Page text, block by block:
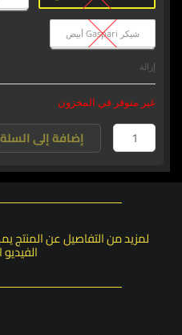
شيكر Gaspari أبيض
إزالة
غير متوفر في المخزون
إضافة إلى السلة
لمزيد من التفاصيل عن